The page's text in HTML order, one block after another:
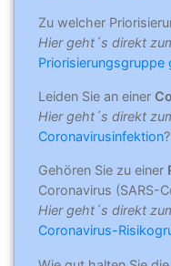
Zu welcher
Hier geht´s direkt
Priorisierungsgruppe
Leiden Sie an einer
Hier geht´s direkt
Coronavirusinfektion?
Gehören Sie zu einer
Coronavirus (SARS-
Hier geht´s direkt
Coronavirus-